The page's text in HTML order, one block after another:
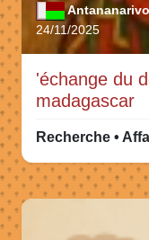
Antananarivo
24/11/2025
'échange du
madagascar
Recherche •